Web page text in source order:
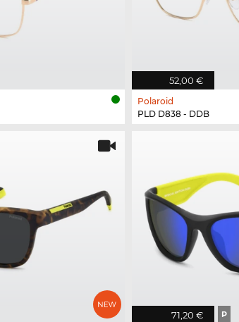
52,00 €
Polaroid
PLD D838 - DDB
71,20 € P